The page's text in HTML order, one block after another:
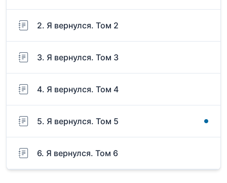
2. Я вернулся. Том 2
3. Я вернулся. Том 3
4. Я вернулся. Том 4
5. Я вернулся. Том 5
6. Я вернулся. Том 6